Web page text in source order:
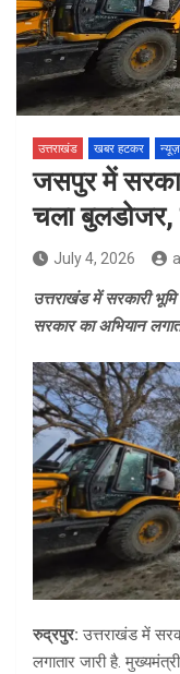
उत्तराखंड खबर हटकर न्यूज़
जसपुर में
चला बुलडोजर,
July 4, 2026
उत्तराखंड में सरकारी
सरकार का अभियान
रुद्रपुर: उत्तराखंड में
लगातार जारी है.